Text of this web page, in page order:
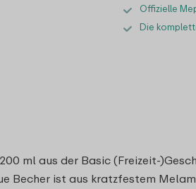
Offizielle
Die
ml aus der Basic (Freizeit-
Becher ist aus kratzfestem